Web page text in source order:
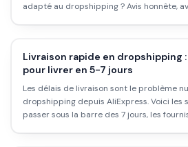
adapté au dropshipping ? Avis honnête,
Livraison rapide en dropshipping
pour livrer en 5-7 jours
Les délais de livraison sont le problème
dropshipping depuis AliExpress. Voici
passer sous la barre des 7 jours, les